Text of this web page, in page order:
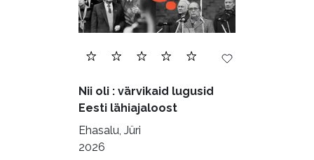
Nii oli : värvikaid lugusid
Eesti lähiajaloost
Ehasalu, Jüri
2026